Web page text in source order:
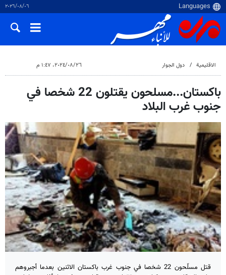
٠٦‏/٠٨‏/٢٠٢٦
الاقلیمیة دول الجوار ٢٦‏/٠٨‏/٢٠٢٤، ١:٤٧ م
باكستان...مسلحون يقتلون 22 شخصا في
جنوب غرب البلاد
قتل مسلّحون 22 شخصا في جنوب غرب باكستان الاثنين بعدما أجبروهم